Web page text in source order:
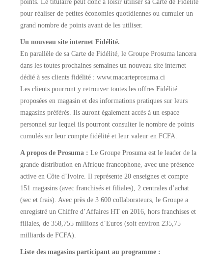
points. Le titulaire peut donc à loisir utiliser sa Carte de Fidélité
pour réaliser de petites économies quotidiennes ou cumuler un
grand nombre de points avant de les utiliser.
Un nouveau site internet Fidélité.
En parallèle de sa Carte de Fidélité, le Groupe Prosuma lancera
dans les toutes prochaines semaines un nouveau site internet
dédié à ses clients fidélité : www.macarteprosuma.ci
Les clients pourront y retrouver toutes les offres Fidélité
proposées en magasin et des informations pratiques sur leurs
magasins préférés. Ils auront également accès à un espace
personnel sur lequel ils pourront consulter le nombre de points
cumulés sur leur compte fidélité et leur valeur en FCFA.
A propos de Prosuma : Le Groupe Prosuma est le leader de la
grande distribution en Afrique francophone, avec une présence
active en Côte d’Ivoire. Il représente 20 enseignes et compte
151 magasins (avec franchisés et filiales), 2 centrales d’achat
(sec et frais). Avec près de 3 600 collaborateurs, le Groupe a
enregistré un Chiffre d’Affaires HT en 2016, hors franchises et
filiales, de 358,755 millions d’Euros (soit environ 235,75
milliards de FCFA).
Liste des magasins participant au programme :